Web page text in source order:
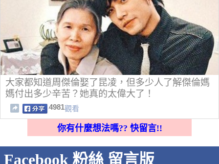
大家都知道周傑倫娶了昆凌，但多少人了解傑倫媽
媽付出多少辛苦？她真的太偉大了！
4981觀看
你有什麼想法嗎?? 快留言!!
Facebook 粉絲 留言版